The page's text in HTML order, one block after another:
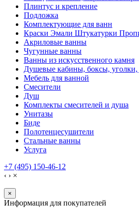
Плинтус и крепление
Подложка
Комплектующие для ванн
Краски Эмали Штукатурки
Акриловые ванны
Чугунные ванны
Ванны из искусственного камня
Душевые кабины, боксы,
Мебель для ванной
Смесители
Душ
Комплекты смесителей и душа
Унитазы
Биде
Полотенцесушители
Стальные ванны
Услуга
+7 (495) 150-46-12
‹ › ×
×
Информация для покупателей